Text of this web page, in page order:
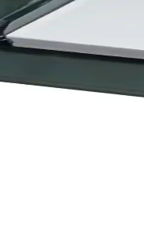
modern masa
Seti
TO BE KÜRDAN seti,
ile Şık ve
ve